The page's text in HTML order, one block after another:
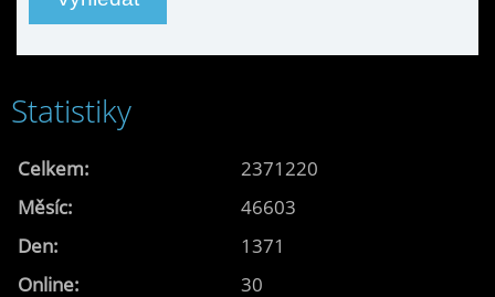
Statistiky
Online: 30
Celkem:
2371220
Měsíc:
46603
Den:
1371